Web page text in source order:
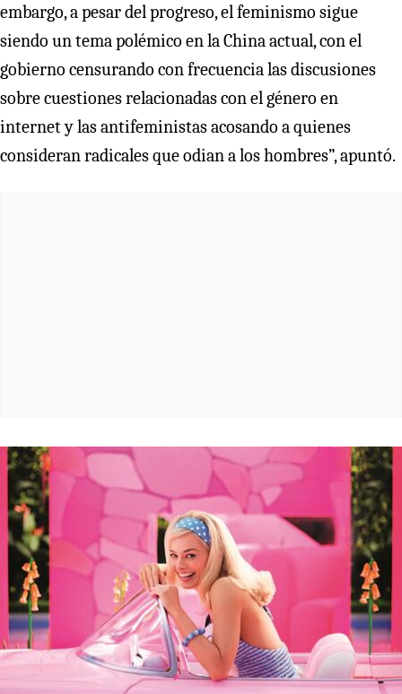
embargo, a pesar del progreso, el feminismo sigue
siendo un tema polémico en la China actual, con el
gobierno censurando con frecuencia las discusiones
sobre cuestiones relacionadas con el género en
internet y las antifeministas acosando a quienes
consideran radicales que odian a los hombres”, apuntó.